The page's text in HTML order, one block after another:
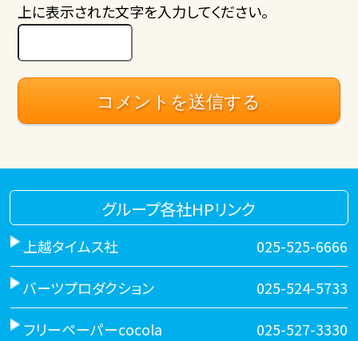
上に表示された文字を入力してください。
グループ各社HPリンク
上越タイムス社 025-525-6666
バーツプロダクション 025-524-5733
フリーペーパーcocola 025-527-3330